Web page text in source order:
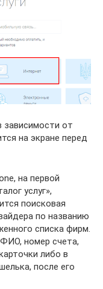
зависимости от
на экране перед
на первой
услуг»,
поисковая
по названию
списка фирм.
номер счета,
либо в
после его